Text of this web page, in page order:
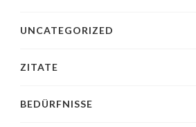
UNCATEGORIZED
ZITATE
BEDÜRFNISSE